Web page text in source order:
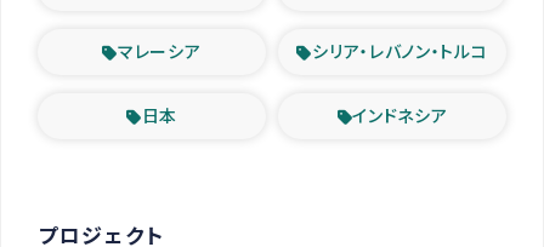
マレーシア シリア・レバノン・トルコ
日本 インドネシア
プロジェクト